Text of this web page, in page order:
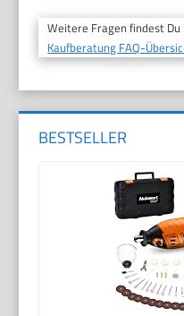
Weitere Fragen findest
Kaufberatung FAQ-
BESTSELLER